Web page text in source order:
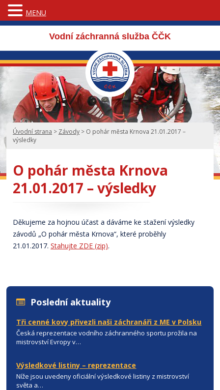
Vodní záchranná služba ČČK
Úvodní strana > Závody > O pohár města Krnova 21.01.2017 –
výsledky
O pohár města Krnova
21.01.2017 – výsledky
Děkujeme za hojnou účast a dáváme ke stažení výsledky
závodů „O pohár města Krnova“, které proběhly
21.01.2017.Stahujte ZDE (zip).
Poslední aktuality
Tři cenné kovy přivezli naši záchranáři z ME v Polsku
Česká reprezentace vodního záchranného sportu prožila na
mistrovství Evropy v…
Výsledkové listiny – reprezentace
Níže jsou uvedeny oficiální výsledkové listiny z mistrovství
světa a…
MENU